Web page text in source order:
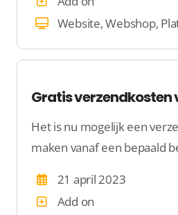
Gratis verzendkosten
Het is nu mogelijk een
maken vanaf een bepaald
21 april 2023
Add on